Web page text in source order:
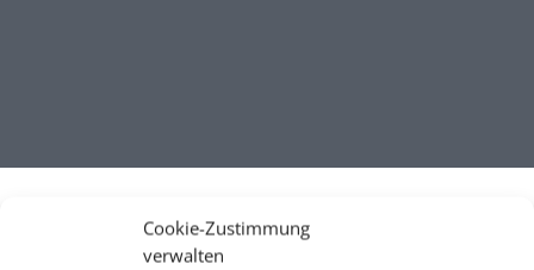
Cookie-Zustimmung
verwalten